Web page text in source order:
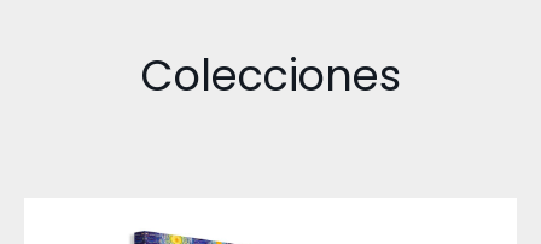
Colecciones